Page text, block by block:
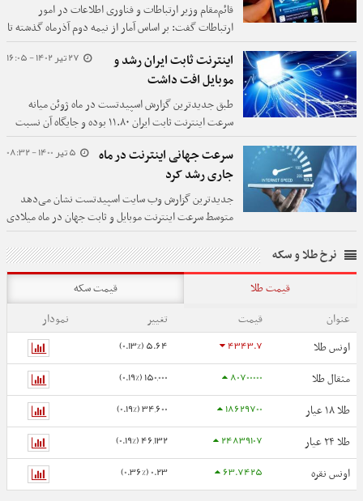
قائم‌مقام وزیر ارتباطات و فناوری اطلاعات در امور
ارتباطات گفت: بر اساس آمار از نیمه دوم آذرماه گذشته تا
نیمه اول تیرماه سال جاری سرعت اینترنت ثابت ۲۱ درصد
زیاد شده است.
27 تیر 1402 - 16:05
اینترنت ثابت ایران رشد و
موبایل افت داشت
طبق جدیدترین گزارش اسپیدتست در ماه ژوئن میانه
سرعت اینترنت ثابت ایران ۱۱.۸۰ بوده و جایگاه آن نسبت
به ماه قبل یک پله رشد کرده است.
5 تیر 1400 - 08:32
سرعت جهانی اینترنت در ماه
جاری رشد کرد
جدیدترین گزارش وب سایت اسپیدتست نشان می‌دهد
متوسط سرعت اینترنت موبایل و ثابت جهان در ماه میلادی
جاری رشد کرده و جایگاه ایران در رده‌بندی سرعت
اینترنت ثابت ۴ پله صعود کرده است.
نرخ طلا و سکه
قیمت طلا
قیمت سکه
عنوان
قیمت تغییر
نمودار
اونس طلا
4343.7
5.64 (0.13%)
مثقال طلا 80700000
150,000 (0.19%)
طلا ۱۸ عیار 18629700
34,600 (0.19%)
طلا ۲۴ عیار 24839107
46,132 (0.19%)
اونس نقره 63.7425
0.23 (0.36%)